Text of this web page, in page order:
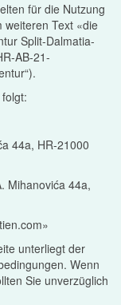
für die Nutzung
weiteren Text «die
Split-Dalmatia-
AB-21-
44a, HR-21000
Mihanovića 44a,
unterliegt der
Wenn
Sie unverzüglich